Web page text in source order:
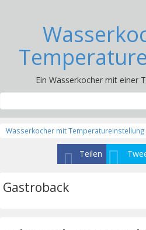
Ein Wasserkocher mit einer
Wasserkocher mit Temperatureinstellung
Teilen
Gastroback